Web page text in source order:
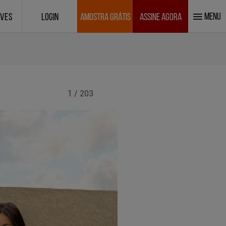
LOGIN AMOSTRA GRÁTIS ASSINE AGORA MENU
1 / 203